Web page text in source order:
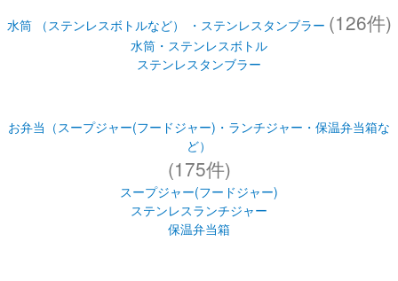
お弁当（スープジャー(フードジャー)・ランチジャー・保温弁当箱な
ど）
ステンレスランチジャー
保温弁当箱
キッチン家電（ホットプレート、オーブンレンジ など）
オーブントースター
オーブンレンジ